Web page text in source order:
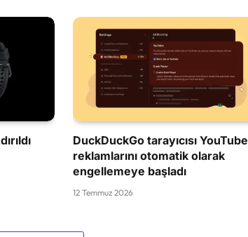
DuckDuckGo tarayıcısı YouTube
reklamlarını otomatik olarak
engellemeye başladı
12 Temmuz 2026